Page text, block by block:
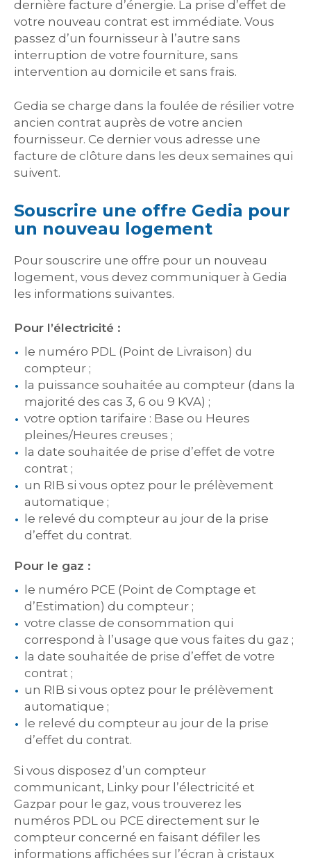
dernière facture d’énergie. La prise d’effet de
votre nouveau contrat est immédiate. Vous
passez d’un fournisseur à l’autre sans
interruption de votre fourniture, sans
intervention au domicile et sans frais.
Gedia se charge dans la foulée de résilier votre
ancien contrat auprès de votre ancien
fournisseur. Ce dernier vous adresse une
facture de clôture dans les deux semaines qui
suivent.
Souscrire une offre Gedia pour
un nouveau logement
Pour souscrire une offre pour un nouveau
logement, vous devez communiquer à Gedia
les informations suivantes.
Pour l’électricité :
le numéro PDL (Point de Livraison) du
compteur ;
la puissance souhaitée au compteur (dans la
majorité des cas 3, 6 ou 9 KVA) ;
votre option tarifaire : Base ou Heures
pleines/Heures creuses ;
la date souhaitée de prise d’effet de votre
contrat ;
un RIB si vous optez pour le prélèvement
automatique ;
le relevé du compteur au jour de la prise
d’effet du contrat.
Pour le gaz :
le numéro PCE (Point de Comptage et
d’Estimation) du compteur ;
votre classe de consommation qui
correspond à l’usage que vous faites du gaz ;
la date souhaitée de prise d’effet de votre
contrat ;
un RIB si vous optez pour le prélèvement
automatique ;
le relevé du compteur au jour de la prise
d’effet du contrat.
Si vous disposez d’un compteur
communicant, Linky pour l’électricité et
Gazpar pour le gaz, vous trouverez les
numéros PDL ou PCE directement sur le
compteur concerné en faisant défiler les
informations affichées sur l’écran à cristaux